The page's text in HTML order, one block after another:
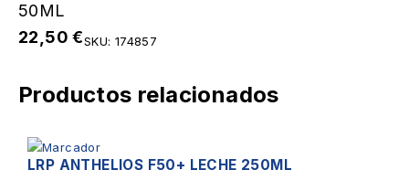
50ML
22,50€SKU: 174857
Productos relacionados
LRP ANTHELIOS F50+ LECHE 250ML